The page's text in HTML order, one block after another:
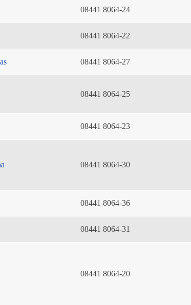
08441 8064-24
08441 8064-22
08441 8064-27
08441 8064-25
08441 8064-23
08441 8064-30
08441 8064-36
08441 8064-31
08441 8064-20